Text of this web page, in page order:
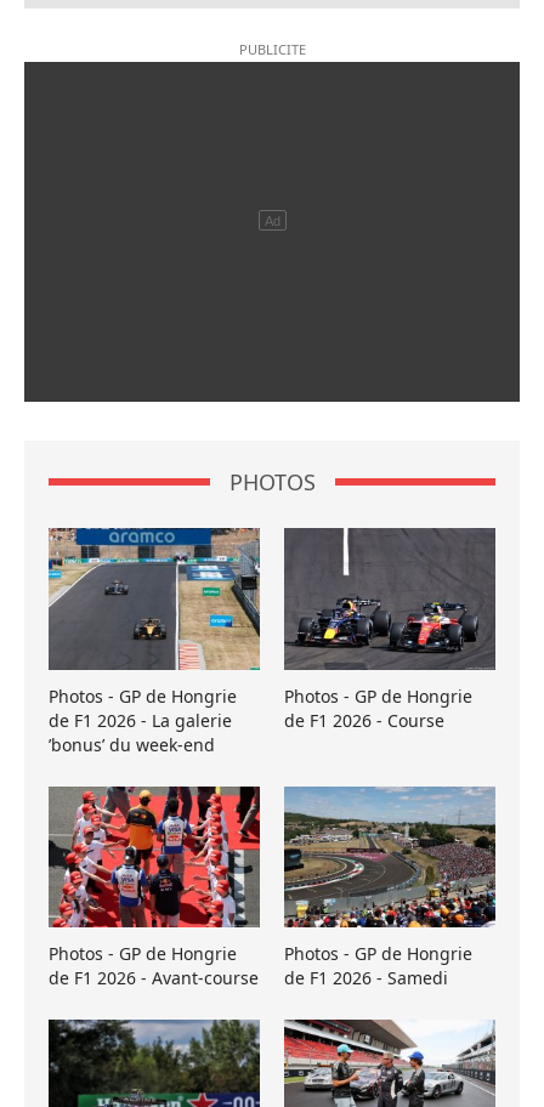
PHOTOS
Photos - GP de Hongrie
de F1 2026 - La galerie
’bonus’ du week-end
Photos - GP de Hongrie
de F1 2026 - Course
Photos - GP de Hongrie
de F1 2026 - Avant-course
Photos - GP de Hongrie
de F1 2026 - Samedi